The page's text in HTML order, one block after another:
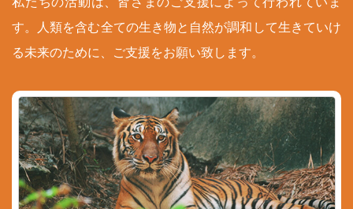
す。人類を含む全ての生き物と自然が調和して生きていけ
る未来のために、ご支援をお願い致します。